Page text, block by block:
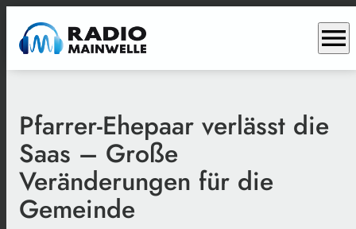
menu
Pfarrer-Ehepaar verlässt die
Saas – Große
Veränderungen für die
Gemeinde